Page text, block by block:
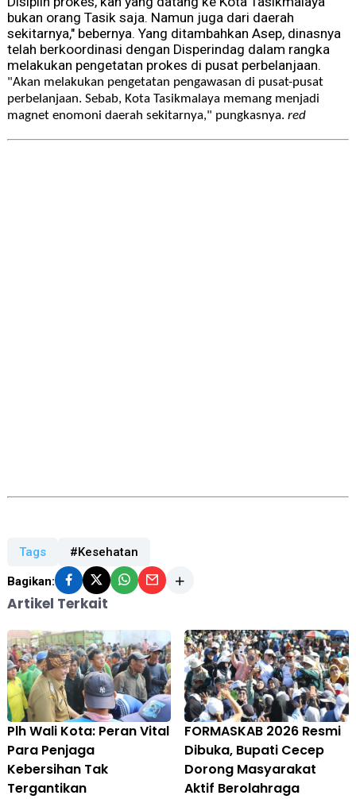
bukan orang Tasik saja. Namun juga dari daerah
sekitarnya,"bebernya. Yang ditambahkan Asep, dinasnya
telah berkoordinasi dengan Disperindag dalam rangka
melakukan pengetatan prokes di pusat perbelanjaan.
"Akan melakukan pengetatan pengawasan di pusat-pusat
perbelanjaan. Sebab, Kota Tasikmalaya memang menjadi
magnet enomoni daerah sekitarnya," pungkasnya. red
Tags #Kesehatan
Bagikan:
Artikel Terkait
Plh Wali Kota: Peran Vital
Para Penjaga
Kebersihan Tak
Tergantikan
FORMASKAB 2026 Resmi
Dibuka, Bupati Cecep
Dorong Masyarakat
Aktif Berolahraga